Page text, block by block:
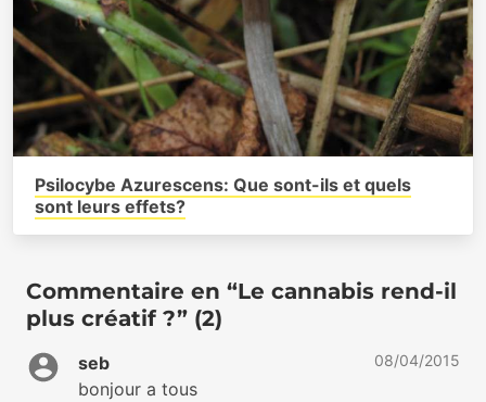
Psilocybe Azurescens: Que sont-ils et quels
sont leurs effets?
Commentaire en “Le cannabis rend-il
plus créatif ?” (2)
seb 08/04/2015
bonjour a tous